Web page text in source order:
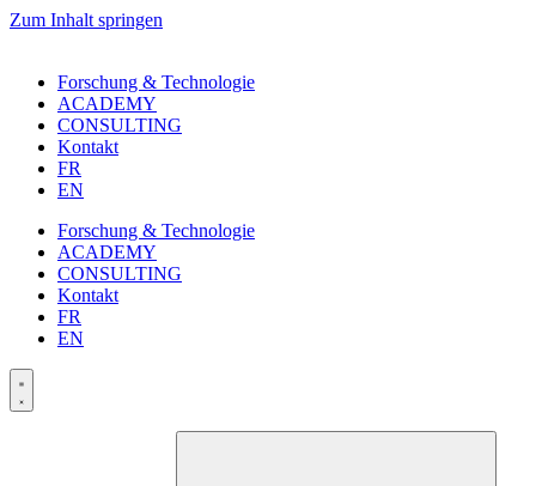
Zum Inhalt springen
Forschung & Technologie
ACADEMY
CONSULTING
Kontakt
FR
EN
Forschung & Technologie
ACADEMY
CONSULTING
Kontakt
FR
EN